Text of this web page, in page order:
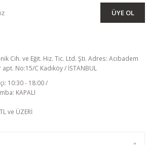
ÜYE OL
Cih. ve Eğit. Hiz. Tic. Ltd. Şti. Adres: Acıbadem
No:15/C Kadıköy / İSTANBUL
10:30 - 18:00 /
KAPALI
ve ÜZERİ